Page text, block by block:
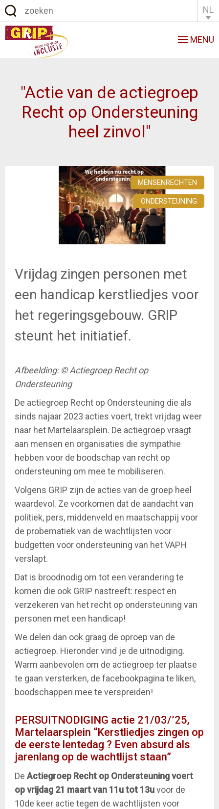
NL
MENU
"Actie van de actiegroep
Recht op Ondersteuning
heel zinvol"
MENSENRECHTEN
ONDERSTEUNING
Vrijdag zingen personen met
een handicap kerstliedjes voor
het regeringsgebouw. GRIP
steunt het initiatief.
Afbeelding: © Actiegroep Recht op
Ondersteuning
De actiegroep Recht op Ondersteuning die als
sinds najaar 2023 acties voert, trekt vrijdag weer
naar het Martelaarsplein. De actiegroep vraagt
aan mensen en organisaties die sympathie
hebben voor de boodschap van recht op
ondersteuning om mee te mobiliseren.
Volgens GRIP zijn de acties van de groep heel
waardevol. Ze voorkomen dat de aandacht van
politiek, pers, middenveld en maatschappij voor
de probematiek van de wachtlijsten voor
budgetten voor ondersteuning van het VAPH
verslapt.
Dat is broodnodig om tot een verandering te
komen die ook GRIP nastreeft: respect en
verzekeren van het recht op ondersteuning van
personen met een handicap!
We delen dan ook graag de oproep van de
actiegroep. Hieronder vind je de uitnodiging.
Warm aanbevolen om de actiegroep ter plaatse
te gaan versterken, de facebookpagina te liken,
boodschappen mee te verspreiden!
PERSUITNODIGING actie 21/03/’25,
Martelaarsplein “Kerstliedjes zingen op
de eerste lentedag ? Even absurd als
jarenlang op de wachtlijst staan”
De Actiegroep Recht op Ondersteuningvoert
op vrijdag 21 maart van 11u tot 13uvoor de
10de keer actie tegen de wachtlijsten voor